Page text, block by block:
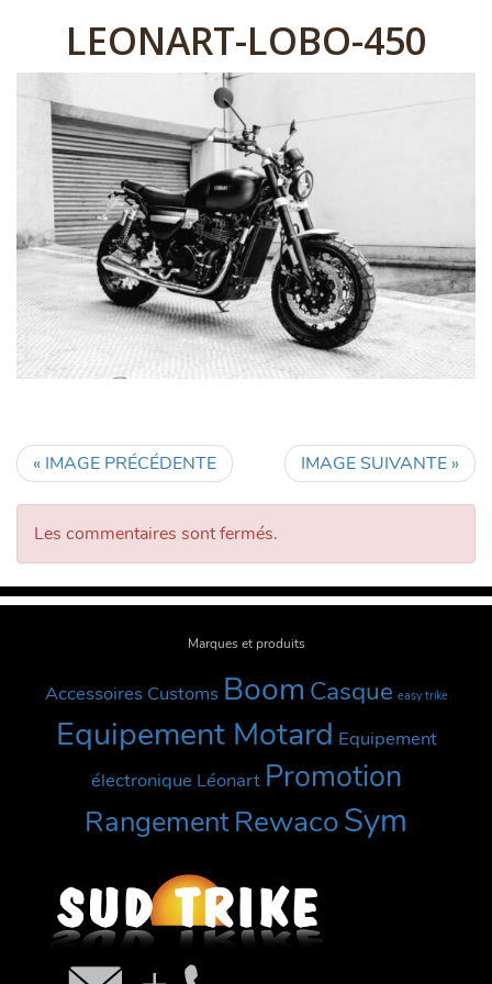
LEONART-LOBO-450
« IMAGE PRÉCÉDENTE IMAGE SUIVANTE »
Les commentaires sont fermés.
Marques et produits
Accessoires Customs Boom Casque easy trike
Equipement Motard Equipement
électronique Léonart Promotion
RangementRewacoSym